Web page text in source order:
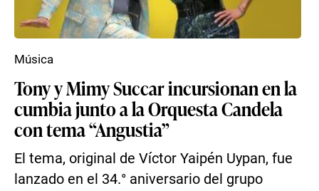
Tony y Mimy Succar incursionan en la
cumbia junto a la Orquesta Candela
con tema “Angustia”
El tema, original de Víctor Yaipén Uypan, fue
lanzado en el 34.° aniversario del grupo
Música